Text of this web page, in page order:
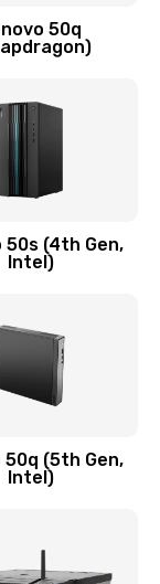
50q
50s (4th Gen,
Intel)
50q (5th Gen,
Intel)